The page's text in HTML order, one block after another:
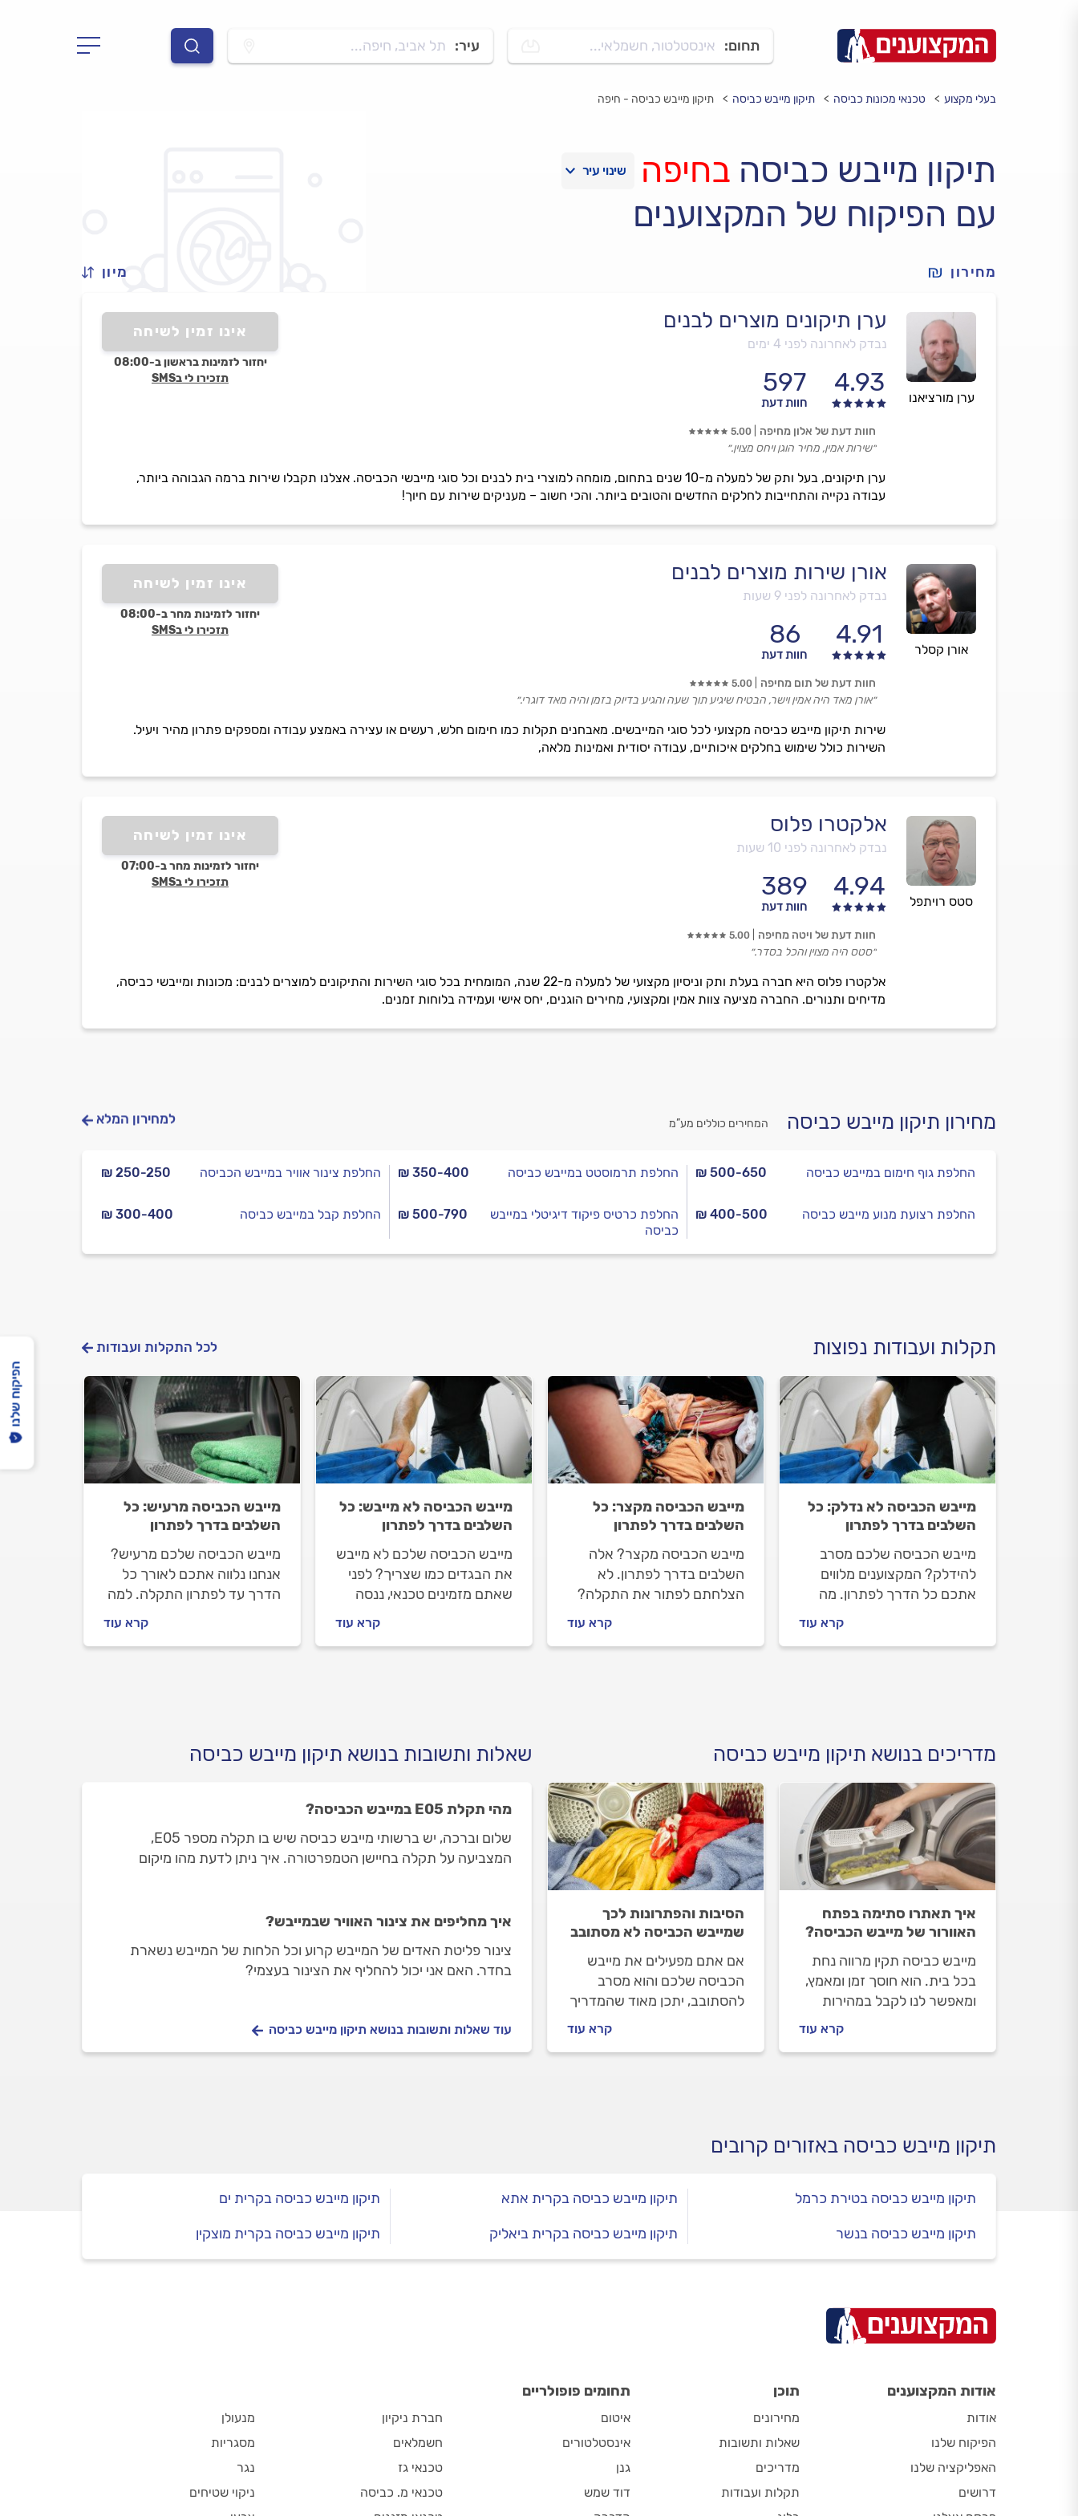
תחום: אינסטלטור, חשמלאי... עיר: תל אביב, חיפה...
בעלי מקצוע טכנאי מכונות כביסה תיקון מייבש כביסה תיקון מייבש כביסה - חיפה
תיקון מייבש כביסה בחיפה
עם הפיקוח של המקצוענים
מחירון מיון
ערן מורציאנו
ערן תיקונים מוצרים לבנים
נבדק לאחרונה לפני 4 ימים
4.93
597
חוות דעת
אינו זמין לשיחה
יחזור לזמינות בראשון ב-08:00
תזכירו לי בSMS
ערן תיקונים, בעל ותק של למעלה מ-10 שנים בתחום, מומחה למוצרי בית לבנים וכל סוגי מייבשי הכביסה. אצלנו תקבלו שירות ברמה הגבוהה ביותר,
עבודה נקייה והתחייבות לחלקים החדשים והטובים ביותר. והכי חשוב – מעניקים שירות עם חיוך!
חוות דעת של אלון מחיפה 5.00
״שירות אמין, מחיר הוגן ויחס מצוין.״
אורן קסלר
אורן שירות מוצרים לבנים
נבדק לאחרונה לפני 9 שעות
4.91
86
חוות דעת
אינו זמין לשיחה
יחזור לזמינות מחר ב-08:00
תזכירו לי בSMS
שירות תיקון מייבש כביסה מקצועי לכל סוגי המייבשים. מאבחנים תקלות כמו חימום חלש, רעשים או עצירה באמצע עבודה ומספקים פתרון מהיר ויעיל.
השירות כולל שימוש בחלקים איכותיים, עבודה יסודית ואמינות מלאה,
חוות דעת של תום מחיפה 5.00
״אורן מאד היה אמין וישר, הבטיח שיגיע תוך שעה והגיע בדיוק בזמן והיה מאד דוגרי.״
סטס רויתפל
אלקטרו פלוס
נבדק לאחרונה לפני 10 שעות
4.94
389
חוות דעת
אינו זמין לשיחה
יחזור לזמינות מחר ב-07:00
תזכירו לי בSMS
אלקטרו פלוס היא חברה בעלת ותק וניסיון מקצועי של למעלה מ-22 שנה, המומחית בכל סוגי השירות והתיקונים למוצרים לבנים: מכונות ומייבשי כביסה,
מדיחים ותנורים. החברה מציעה צוות אמין ומקצועי, מחירים הוגנים, יחס אישי ועמידה בלוחות זמנים.
חוות דעת של ויטה מחיפה 5.00
״סטס היה מצוין והכל בסדר.״
מחירון תיקון מייבש כביסה המחירים כוללים מע”מ למחירון המלא
₪ 500-650 החלפת גוף חימום במייבש כביסה
₪ 400-500 החלפת רצועת מנוע מייבש כביסה
₪ 350-400 החלפת תרמוסטט במייבש כביסה
₪ 500-790
החלפת כרטיס פיקוד דיגיטלי במייבש
כביסה
₪ 250-250 החלפת צינור אוויר במייבש הכביסה
₪ 300-400 החלפת קבל במייבש כביסה
תקלות ועבודות נפוצות לכל התקלות ועבודות
מייבש הכביסה לא נדלק: כל
השלבים בדרך לפתרון
מייבש הכביסה שלכם מסרב
להידלק? המקצוענים מלווים
אתכם כל הדרך לפתרון. מה
איך מתנהלים מולו וכמה יעלה
התיקון? כל התשובות לפניכם.
קרא עוד
מייבש הכביסה מקצר: כל
השלבים בדרך לפתרון
מייבש הכביסה מקצר? אלה
השלבים בדרך לפתרון. לא
הצלחתם לפתור את התקלה?
מייבשי כביסה בראש שקט,
נכיר לכם את המחירים שמקובל
קרא עוד
מייבש הכביסה לא מייבש: כל
השלבים בדרך לפתרון
מייבש הכביסה שלכם לא מייבש
את הבגדים כמו שצריך? לפני
שאתם מזמינים טכנאי, ננסה
בעצמכם. לא הצלחתם? אנחנו
נלווה אתכם על מנת שתוכלו
קרא עוד
מייבש הכביסה מרעיש: כל
השלבים בדרך לפתרון
מייבש הכביסה שלכם מרעיש?
אנחנו נלווה אתכם לאורך כל
הדרך עד לפתרון התקלה. למה
שמזמינים טכנאי? מתחילים.
קרא עוד
מדריכים בנושא תיקון מייבש כביסה
איך תאתרו סתימה בפתח
האוורור של מייבש הכביסה?
מייבש כביסה תקין מרווה נחת
בכל בית. הוא חוסך זמן ומאמץ,
ומאפשר לנו לקבל במהירות
האוויר המשתנים. כמו כל
מכשיר חשמלי, גם למייבשי
ואיך תתמודדו איתה? כל
התשובות במדריך הבא.
קרא עוד
הסיבות והפתרונות לכך
שמייבש הכביסה לא מסתובב
אם אתם מפעילים את מייבש
הכביסה שלכם והוא מסרב
להסתובב, יתכן מאוד שהמדריך
הפתרון. למה מייבש הכביסה
לא מסתובב ומה עושים במקרה
קרא עוד
שאלות ותשובות בנושא תיקון מייבש כביסה
מהי תקלת E05 במייבש הכביסה?
שלום וברכה, יש ברשותי מייבש כביסה שיש בו תקלה מספר E05,
המצביעה על תקלה בחיישן הטמפרטורה. איך ניתן לדעת מהו מיקום
איך מחליפים את צינור האוויר שבמייבש?
צינור פליטת האדים של המייבש קרוע וכל הלחות של המייבש נשארת
בחדר. האם אני יכול להחליף את הצינור בעצמי?
עוד שאלות ותשובות בנושא תיקון מייבש כביסה
תיקון מייבש כביסה באזורים קרובים
תיקון מייבש כביסה בטירת כרמל
תיקון מייבש כביסה בנשר
תיקון מייבש כביסה בקרית אתא
תיקון מייבש כביסה בקרית ביאליק
תיקון מייבש כביסה בקרית ים
תיקון מייבש כביסה בקרית מוצקין
הפיקוח שלנו
אודות המקצוענים
אודות
הפיקוח שלנו
האפליקציה שלנו
דרושים
תוכן
מחירונים
שאלות ותשובות
מדריכים
תקלות ועבודות
תחומים פופולריים
איטום
אינסטלטורים
גנן
דוד שמש
חברת ניקיון
חשמלאים
טכנאי גז
טכנאי מ. כביסה
מנעולן
מסגריות
נגר
ניקוי שטיחים